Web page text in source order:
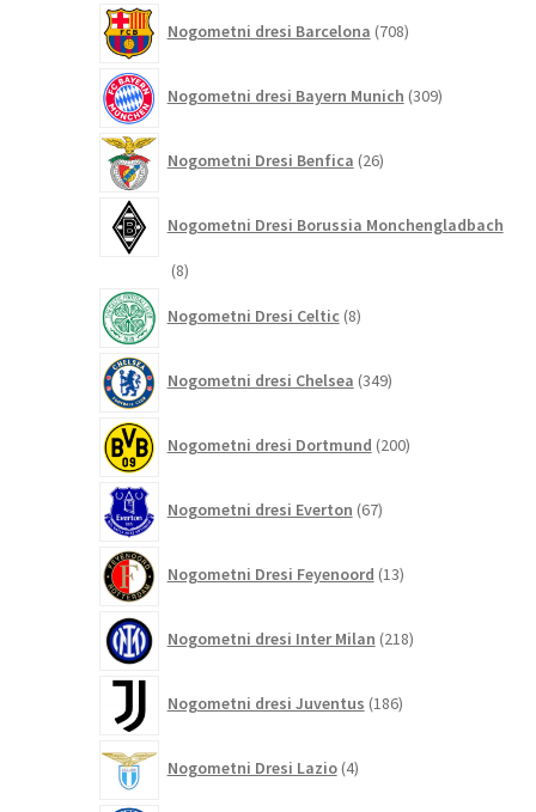
Nogometni dresi Barcelona 708izdelkov
Nogometni dresi Bayern Munich 309izdelkov
Nogometni Dresi Benfica 26izdelkov
Nogometni Dresi Borussia Monchengladbach
88
Nogometni Dresi Celtic 8izdelkov
Nogometni dresi Chelsea 349izdelkov
Nogometni dresi Dortmund 200izdelkov
Nogometni dresi Everton 67izdelkov
Nogometni Dresi Feyenoord 13izdelkov
Nogometni dresi Inter Milan 218izdelkov
Nogometni dresi Juventus 186izdelkov
Nogometni Dresi Lazio 4izdelki